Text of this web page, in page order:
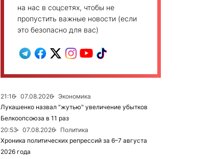
на нас в соцсетях, чтобы не
пропустить важные новости (если
это безопасно для вас)
21:16 07.08.2026
Экономика
Лукашенко назвал "жутью" увеличение убытков
Белкоопсоюза в 11 раз
20:53
07.08.2026
Политика
Хроника политических репрессий за 6–7 августа
2026 года